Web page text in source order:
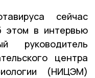
сейчас
этом в интервью
руководитель
центра
(НИЦЭМ)